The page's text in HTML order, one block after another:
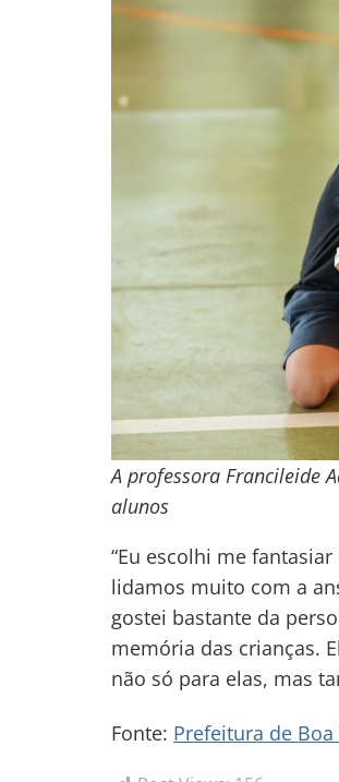
A professora Francileide
alunos
“Eu escolhi me fantasiar
lidamos muito com a
gostei bastante da
memória das crianças.
não só para elas, mas
Fonte: Prefeitura de Boa